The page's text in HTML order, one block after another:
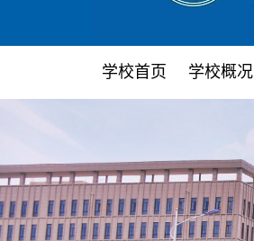
学校首页 学校概况